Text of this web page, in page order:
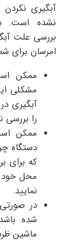
آبگیری
نشده است.
بررسی علت
امرسان برای
ممکن
مشکلی
آبگیری
را بررسی
ممکن
دستگاه
که برای
محل
نمایید.
در
شده
ماشین